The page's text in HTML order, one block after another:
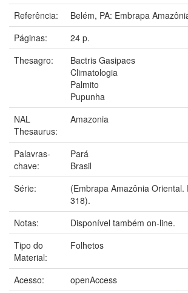
Referência:
Belém, PA: Embrapa
Páginas:
24 p.
Thesagro:
Bactris Gasipaes
Climatologia
Palmito
Pupunha
NAL
Thesaurus:
Amazonia
Palavras-
chave:
Pará
Brasil
Série:
(Embrapa Amazônia Oriental.
318).
Notas:
Disponível também on-line.
Tipo do
Material:
Folhetos
Acesso:
openAccess